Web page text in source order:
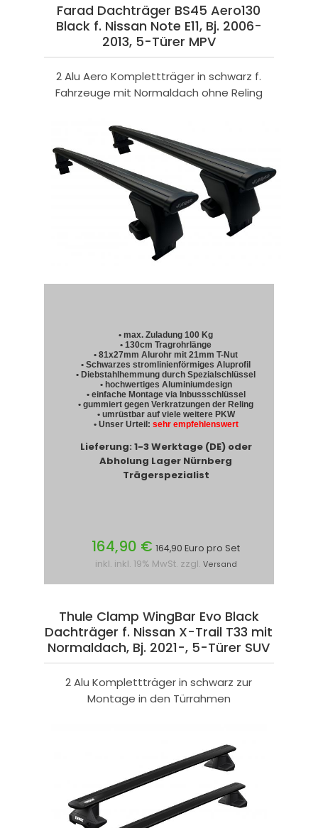
Farad Dachträger BS45 Aero130
Black f. Nissan Note E11, Bj. 2006-
2013, 5-Türer MPV
2 Alu Aero Komplettträger in schwarz f.
Fahrzeuge mit Normaldach ohne Reling
• max. Zuladung 100 Kg
• 130cm Tragrohrlänge
• 81x27mm Alurohr mit 21mm T-Nut
• Schwarzes stromlinienförmiges Aluprofil
• Diebstahlhemmung durch Spezialschlüssel
• hochwertiges Aluminiumdesign
• einfache Montage via Inbussschlüssel
• gummiert gegen Verkratzungen der Reling
• umrüstbar auf viele weitere PKW
• Unser Urteil: sehr empfehlenswert
Lieferung: 1-3 Werktage (DE) oder
Abholung Lager Nürnberg
Trägerspezialist
164,90 € 164,90 Euro pro Set
inkl. inkl. 19% MwSt. zzgl. Versand
Thule Clamp WingBar Evo Black
Dachträger f. Nissan X-Trail T33 mit
Normaldach, Bj. 2021-, 5-Türer SUV
2 Alu Komplettträger in schwarz zur
Montage in den Türrahmen